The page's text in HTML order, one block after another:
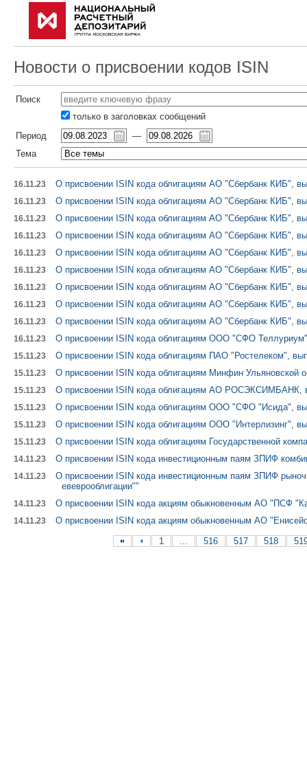
Новости о присвоении кодов ISIN
Поиск
только в заголовках сообщений
Период
—
Тема
16.11.23 О присвоении ISIN кода облигациям АО "Сбербанк КИБ",
16.11.23 О присвоении ISIN кода облигациям АО "Сбербанк КИБ",
16.11.23 О присвоении ISIN кода облигациям АО "Сбербанк КИБ",
16.11.23 О присвоении ISIN кода облигациям АО "Сбербанк КИБ",
16.11.23 О присвоении ISIN кода облигациям АО "Сбербанк КИБ",
16.11.23 О присвоении ISIN кода облигациям АО "Сбербанк КИБ",
16.11.23 О присвоении ISIN кода облигациям АО "Сбербанк КИБ",
16.11.23 О присвоении ISIN кода облигациям АО "Сбербанк КИБ",
16.11.23 О присвоении ISIN кода облигациям АО "Сбербанк КИБ",
16.11.23 О присвоении ISIN кода облигациям ООО "СФО
15.11.23 О присвоении ISIN кода облигациям ПАО "Ростелеком",
15.11.23 О присвоении ISIN кода облигациям Минфин Ульяновской
15.11.23 О присвоении ISIN кода облигациям АО РОСЭКСИМБАНК,
15.11.23 О присвоении ISIN кода облигациям ООО "СФО "Исида",
15.11.23 О присвоении ISIN кода облигациям ООО "Интерлизинг",
15.11.23 О присвоении ISIN кода облигациям Государственной
14.11.23 О присвоении ISIN кода инвестиционным паям ЗПИФ
14.11.23
О присвоении ISIN кода инвестиционным паям ЗПИФ
евеврооблигации""
14.11.23 О присвоении ISIN кода акциям обыкновенным АО "ПСФ
14.11.23
О присвоении ISIN кода акциям обыкновенным АО
1
... 516 517 518